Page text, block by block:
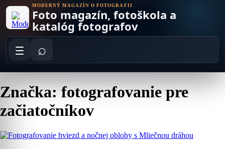
content
MODERNÝ MAGAZÍN O FOTOGRAFII
Foto magazín, fotoškola a
katalóg fotografov
⌕
Značka: fotografovanie pre
začiatočníkov